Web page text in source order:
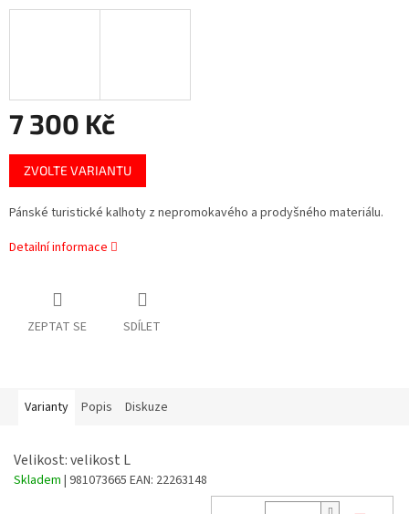
7 300 Kč
Měrná
cena:
ZVOLTE VARIANTU
Pánské turistické kalhoty z nepromokavého a prodyšného materiálu.
Detailní informace
ZEPTAT SE SDÍLET
Varianty Popis Diskuze
Velikost: velikost L
Skladem | 981073665 EAN: 22263148